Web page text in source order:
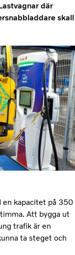
där
skall
en kapacitet på 350
Att bygga ut
trafik är en
ta steget och